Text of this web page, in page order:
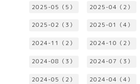
2025-05（5） 2025-04（2）
2025-02（3） 2025-01（4）
2024-11（2） 2024-10（2）
2024-08（3） 2024-07（3）
2024-05（2） 2024-04（4）